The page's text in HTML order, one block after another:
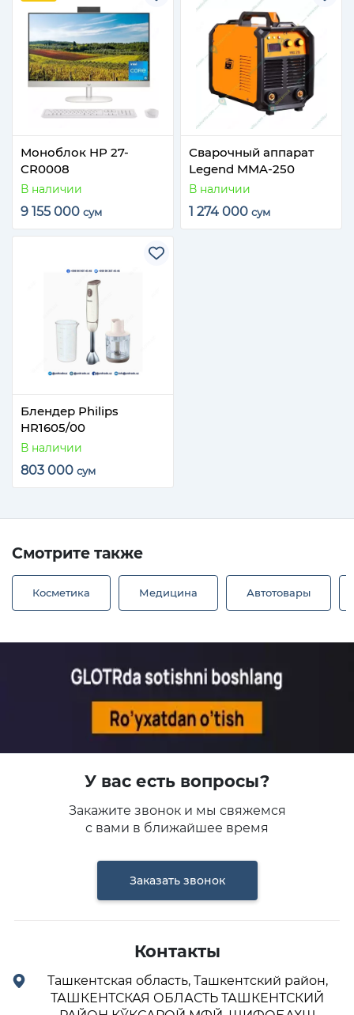
Моноблок HP 27-
CR0008
В наличии
9 155 000 сум
Сварочный аппарат
Legend MMA‑250
В наличии
1 274 000 сум
Блендер Philips
HR1605/00
В наличии
803 000 сум
Смотрите также
Косметика Медицина Автотовары
У вас есть вопросы?
Закажите звонок и мы свяжемся
с вами в ближайшее время
Заказать звонок
Контакты
Ташкентская область, Ташкентский район,
ТАШКЕНТСКАЯ ОБЛАСТЬ ТАШКЕНТСКИЙ